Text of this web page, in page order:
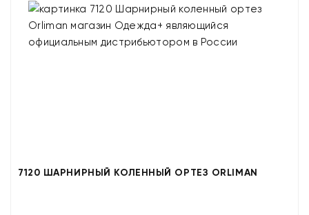
7120 ШАРНИРНЫЙ КОЛЕННЫЙ ОРТЕЗ ORLIMAN